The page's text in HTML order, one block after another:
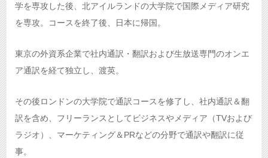
学を専攻した後、北アイルランドの大学院で国際メディア研究
を専攻。コースを終了後、日本に帰国。
東京の外資系企業で社内通訳・翻訳および生放送専門のオンエ
ア通訳を経て独立し、渡英。
その後ロンドンの大学院で通訳コースを修了し、社内通訳＆翻
訳を含め、フリーランスとしてビジネスやメディア（TVおよび
ラジオ）、マーケティング＆PRなどの分野で通訳や翻訳に従
事。